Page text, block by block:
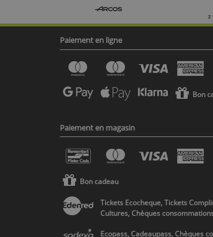
Paiement en ligne
Bon
Paiement en magasin
Bon cadeau
Tickets Ecocheque, Tickets
Cultures, Chèques
Ecopass, Cadeaupass, Chèques